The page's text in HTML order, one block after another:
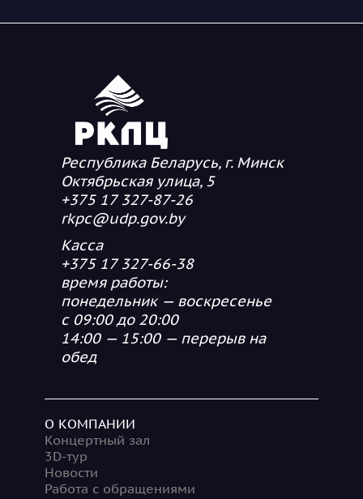
Республика Беларусь, г. Минск
Октябрьская улица, 5
+375 17 327-87-26
rkpc@udp.gov.by
Касса
+375 17 327-66-38
время работы:
понедельник — воскресенье
с 09:00 до 20:00
14:00 — 15:00 — перерыв на
обед
О КОМПАНИИ
Концертный зал
3D-тур
Новости
Работа с обращениями